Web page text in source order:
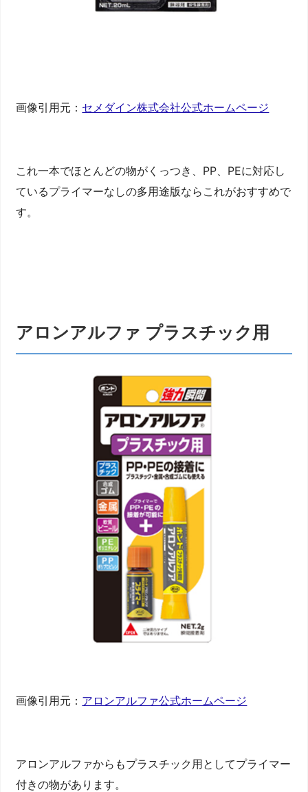
画像引用元： セメダイン株式会社公式ホームページ
これ一本でほとんどの物がくっつき、PP、PEに対応し
ているプライマーなしの多用途版ならこれがおすすめで
す。
アロンアルファ プラスチック用
画像引用元： アロンアルファ公式ホームページ
アロンアルファからもプラスチック用としてプライマー
付きの物があります。